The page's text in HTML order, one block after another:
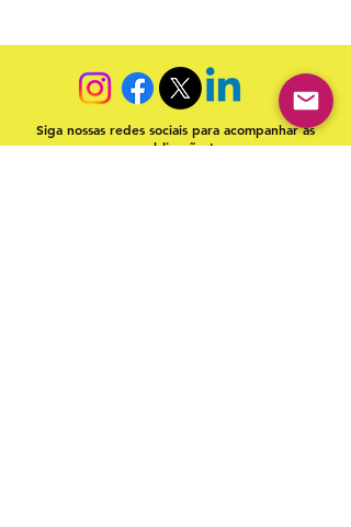
Siga nossas redes sociais para acompanhar as
publicações!